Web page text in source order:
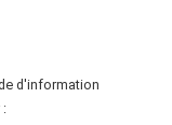
d'information